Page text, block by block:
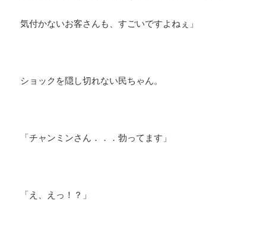
気付かないお客さんも、すごいですよねぇ」
ショックを隠し切れない民ちゃん。
「チャンミンさん．．．勃ってます」
「え、えっ！？」